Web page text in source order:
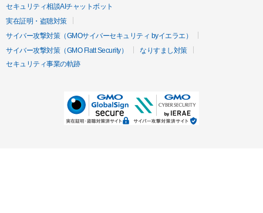
セキュリティ相談AIチャットボット
実在証明・盗聴対策
サイバー攻撃対策（GMOサイバーセキュリティ byイエラエ）
サイバー攻撃対策（GMO Flatt Security）
なりすまし対策
セキュリティ事業の軌跡